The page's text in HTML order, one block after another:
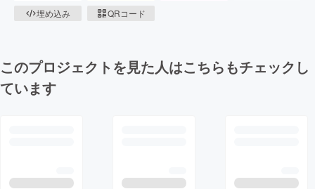
埋め込み
QRコード
このプロジェクトを見た人はこちらもチェックし
ています